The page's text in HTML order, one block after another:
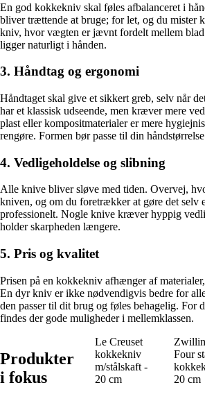
En god kokkekniv skal føles afbalanceret i
bliver trættende at bruge; for let, og du mister
kniv, hvor vægten er jævnt fordelt mellem blad
ligger naturligt i hånden.
3. Håndtag og ergonomi
Håndtaget skal give et sikkert greb, selv når
har et klassisk udseende, men kræver mere
plast eller kompositmaterialer er mere
rengøre. Formen bør passe til din
4. Vedligeholdelse og slibning
Alle knive bliver sløve med tiden. Overvej,
kniven, og om du foretrækker at gøre det selv
professionelt. Nogle knive kræver hyppig
holder skarpheden længere.
5. Pris og kvalitet
Prisen på en kokkekniv afhænger af
En dyr kniv er ikke nødvendigvis bedre for
den passer til dit brug og føles behagelig. For
findes der gode muligheder i mellemklassen.
Produkter
i fokus
Le Creuset
kokkekniv
m/stålskaft -
20 cm
Four
20 cm